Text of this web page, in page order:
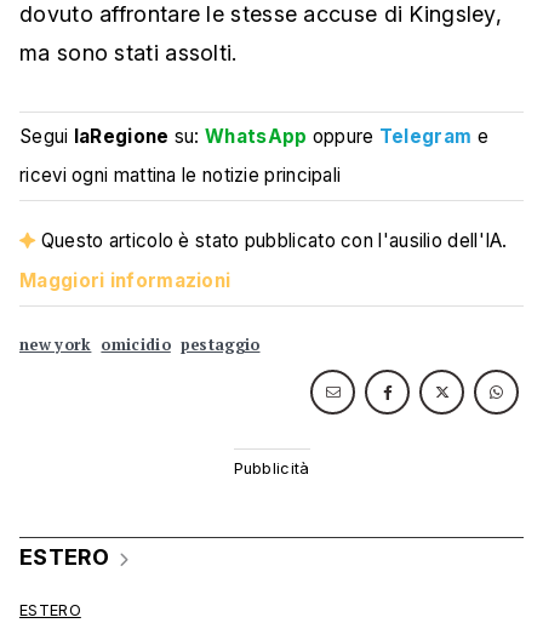
dovuto affrontare le stesse accuse di Kingsley,
ma sono stati assolti.
Segui laRegione su:WhatsApp oppure Telegram e
ricevi ogni mattina le notizie principali
Questo articolo è stato pubblicato con l'ausilio dell'IA.
Maggiori informazioni
new york omicidio pestaggio
ESTERO
ESTERO